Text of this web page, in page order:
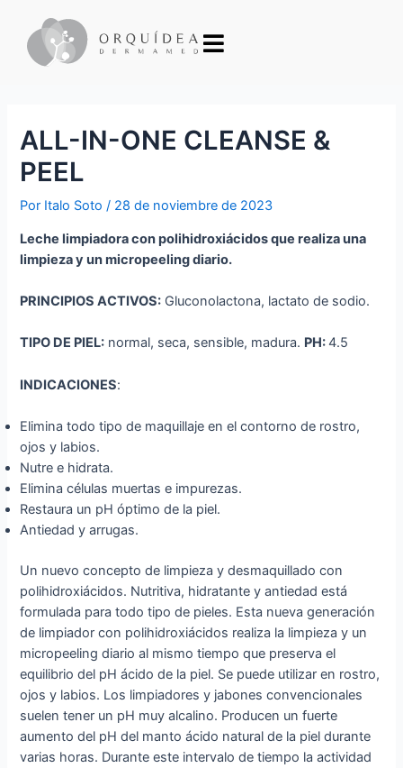
ALL-IN-ONE CLEANSE &
PEEL
Por Italo Soto/ 28 de noviembre de 2023
Leche limpiadora con polihidroxiácidos que realiza una
limpieza y un micropeeling diario.
PRINCIPIOS ACTIVOS: Gluconolactona, lactato de sodio.
TIPO DE PIEL: normal, seca, sensible, madura. PH:4.5
INDICACIONES:
Elimina todo tipo de maquillaje en el contorno de rostro,
ojos y labios.
Nutre e hidrata.
Elimina células muertas e impurezas.
Restaura un pH óptimo de la piel.
Antiedad y arrugas.
Un nuevo concepto de limpieza y desmaquillado con
polihidroxiácidos. Nutritiva, hidratante y antiedad está
formulada para todo tipo de pieles. Esta nueva generación
de limpiador con polihidroxiácidos realiza la limpieza y un
micropeeling diario al mismo tiempo que preserva el
equilibrio del pH ácido de la piel. Se puede utilizar en rostro,
ojos y labios. Los limpiadores y jabones convencionales
suelen tener un pH muy alcalino. Producen un fuerte
aumento del pH del manto ácido natural de la piel durante
varias horas. Durante este intervalo de tiempo la actividad